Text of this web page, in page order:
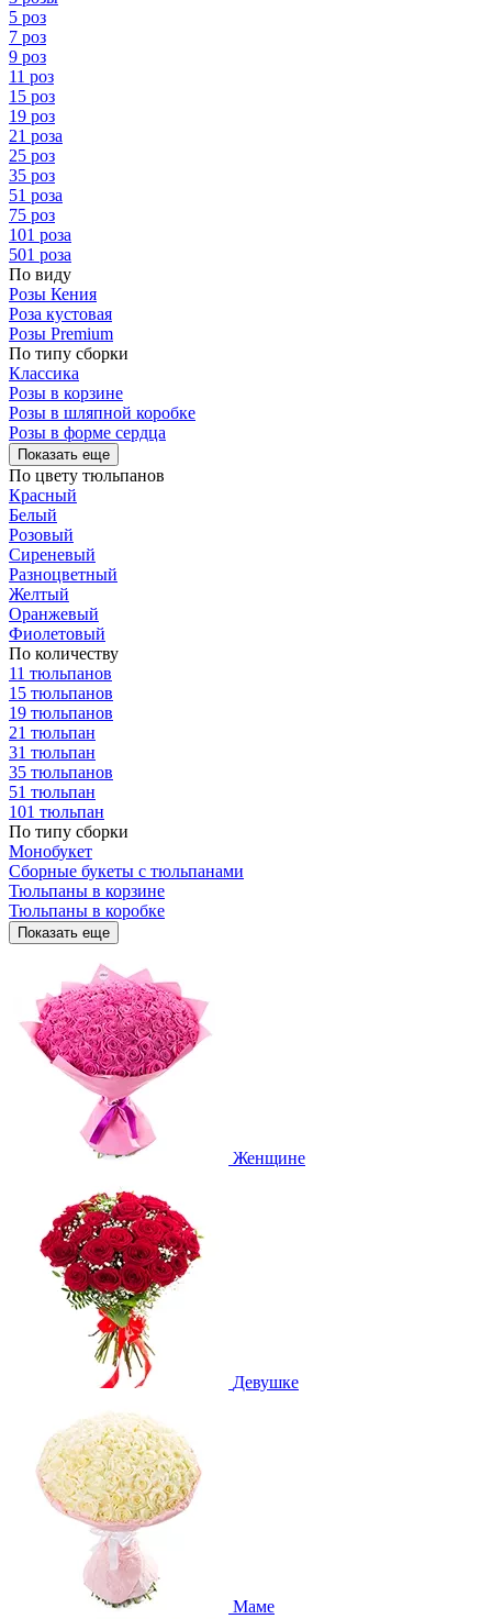
5 роз
7 роз
9 роз
11 роз
15 роз
19 роз
21 роза
25 роз
35 роз
51 роза
75 роз
101 роза
501 роза
По виду
Розы Кения
Роза кустовая
Розы Premium
По типу сборки
Классика
Розы в корзине
Розы в шляпной коробке
Розы в форме сердца
Показать еще
По цвету тюльпанов
Красный
Белый
Розовый
Сиреневый
Разноцветный
Желтый
Оранжевый
Фиолетовый
По количеству
11 тюльпанов
15 тюльпанов
19 тюльпанов
21 тюльпан
31 тюльпан
35 тюльпанов
51 тюльпан
101 тюльпан
По типу сборки
Монобукет
Сборные букеты с тюльпанами
Тюльпаны в корзине
Тюльпаны в коробке
Показать еще
Женщине
Девушке
Маме